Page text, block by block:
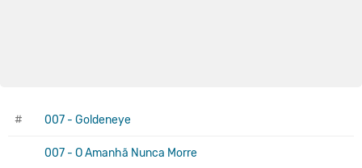
# 007 - Goldeneye
007 - O Amanhã Nunca Morre